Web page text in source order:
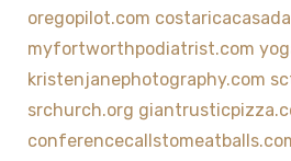
oregopilot.com
myfortworthpodiatrist.com
kristenjanephotography.com
srchurch.org